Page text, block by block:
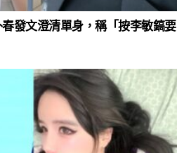
發文澄清單身，稱「按李敏鎬要